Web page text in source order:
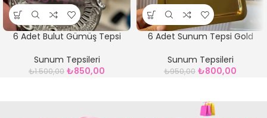
6 Adet Bulut Gümüş Tepsi
Sunum Tepsileri
₺1.500,00 ₺850,00
6 Adet Sunum Tepsi Gold
Sunum Tepsileri
₺950,00 ₺800,00